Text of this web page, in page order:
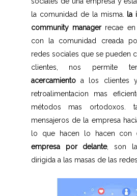
la comunidad de la misma. la
community managerrecae en
con la comunidad creada
redes sociales que se pueden
clientes, nos permite
acercamientoa los clientes
retroalimentacion mas
métodos mas ortodoxos.
mensajeros de la empresa
lo que hacen lo hacen con
empresa por delante, son
dirigida a las masas de las